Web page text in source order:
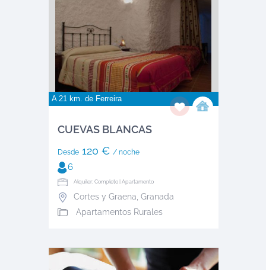
A 21 km. de Ferreira
CUEVAS BLANCAS
Desde120 € / noche
6
Alquiler: Completo | Apartamento
Cortes y Graena, Granada
Apartamentos Rurales